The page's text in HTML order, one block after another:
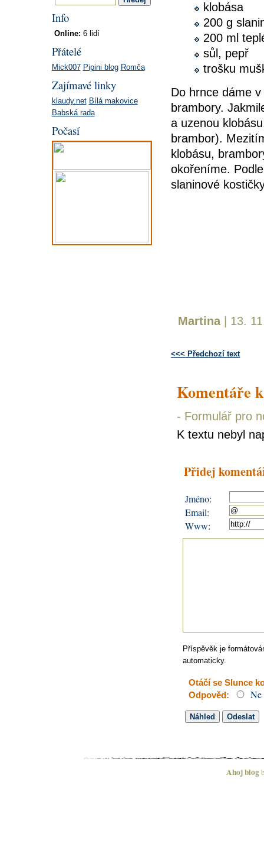
klobása
200 g
200 ml
sůl, pepř
trošku
Do hrnce dáme
brambory.
a uzenou
brambor).
klobásu,
okořeníme.
slaninové
Martina| 13.
<<< Předchozí text
Komentáře
- Formulář pro
K textu nebyl
Přidej
Jméno:
Email:
Www:
Příspěvěk je
automaticky.
Otáčí se Slunce
Odpověd:
Ne
Info
Online: 6 lidí
Přátelé
Mick007 Pipini blog Romča
Zajímavé linky
klaudy.net Bílá makovice
Babská rada
Počasí
Ahoj blog